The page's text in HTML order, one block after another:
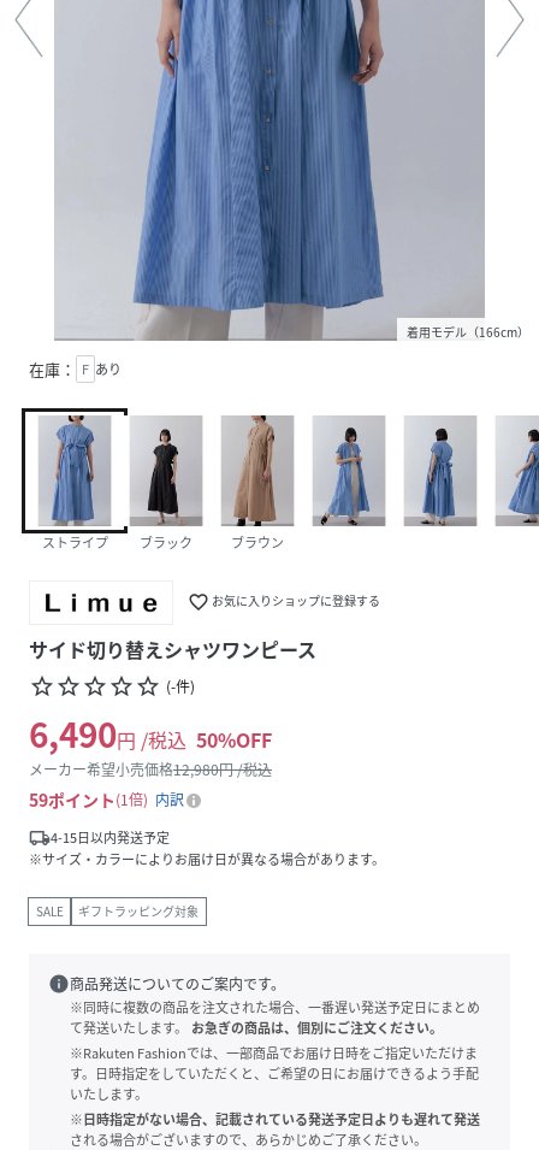
着用モデル（166cm）
在庫： F あり
ストライプ ブラック ブラウン
favorite_border お気に入りショップに登録する
サイド切り替えシャツワンピース
star_borderstar_borderstar_borderstar_borderstar_border (-件)
6,490円 /税込 50%OFF
メーカー希望小売価格12,980円 /税込
59ポイント 1倍
内訳
local_shipping4-15日以内発送予定
※サイズ・カラーによりお届け日が異なる場合があります。
SALE ギフトラッピング対象
info商品発送についてのご案内です。
※同時に複数の商品を注文された場合、一番遅い発送予定日にまとめ
て発送いたします。
お急ぎの商品は、個別にご注文ください。
※Rakuten Fashionでは、一部商品でお届け日時をご指定いただけま
す。日時指定をしていただくと、ご希望の日にお届けできるよう手配
いたします。
※日時指定がない場合、記載されている発送予定日よりも遅れて発送
される場合がございますので、あらかじめご了承ください。